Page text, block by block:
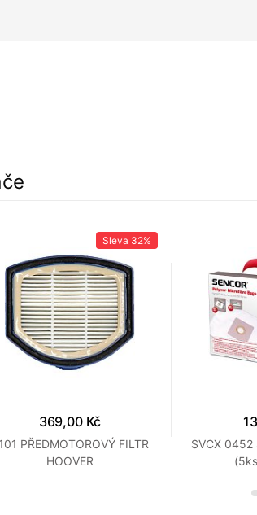
Sleva 32%
369,00 Kč
PŘEDMOTOROVÝ FILTR
HOOVER
SVCX 0452